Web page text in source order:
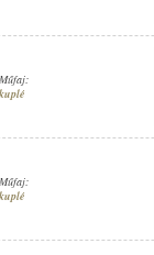
Műfaj:
kuplé
Műfaj:
kuplé